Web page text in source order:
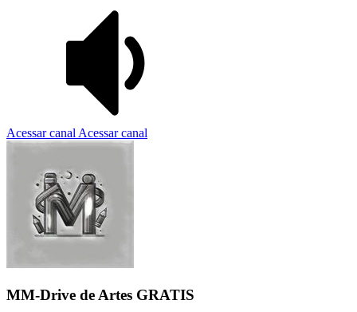
Acessar canal Acessar canal
MM-Drive de Artes GRATIS